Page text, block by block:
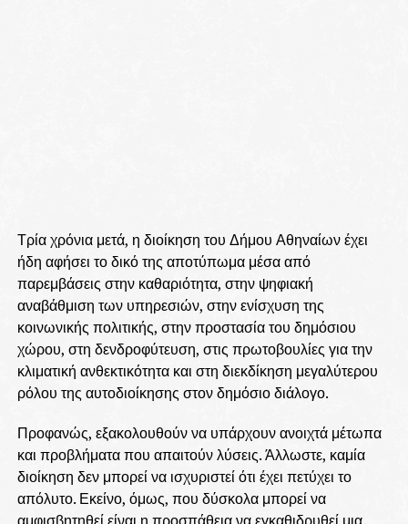
Τρία χρόνια μετά, η διοίκηση του Δήμου Αθηναίων έχει
ήδη αφήσει το δικό της αποτύπωμα μέσα από
παρεμβάσεις στην καθαριότητα, στην ψηφιακή
αναβάθμιση των υπηρεσιών, στην ενίσχυση της
κοινωνικής πολιτικής, στην προστασία του δημόσιου
χώρου, στη δενδροφύτευση, στις πρωτοβουλίες για την
κλιματική ανθεκτικότητα και στη διεκδίκηση μεγαλύτερου
ρόλου της αυτοδιοίκησης στον δημόσιο διάλογο.
Προφανώς, εξακολουθούν να υπάρχουν ανοιχτά μέτωπα
και προβλήματα που απαιτούν λύσεις. Άλλωστε, καμία
διοίκηση δεν μπορεί να ισχυριστεί ότι έχει πετύχει το
απόλυτο. Εκείνο, όμως, που δύσκολα μπορεί να